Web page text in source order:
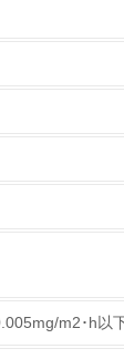
m2･h以